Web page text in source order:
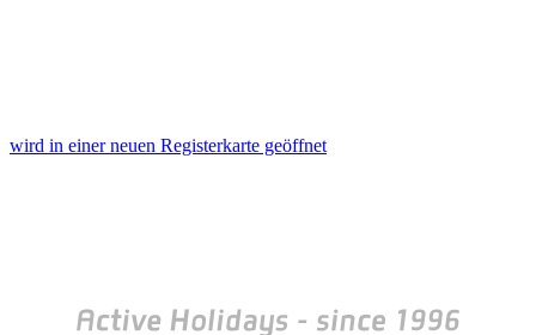
wird in einer neuen Registerkarte geöffnet